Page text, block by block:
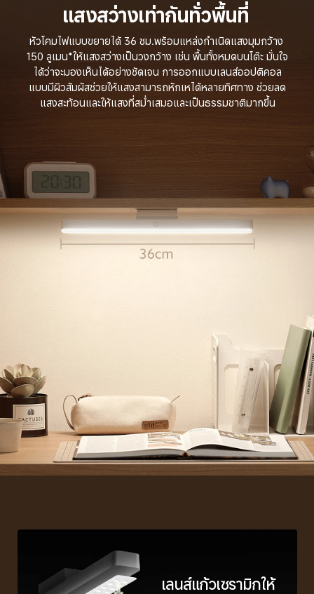
แสงสว่างเท่ากันทั่วพื้นที่
หัวโคมไฟแบบขยายได้ 36 ซม.พร้อมแหล่งกำเนิดแสงมุมกว้าง
150 ลูเมน*ให้แสงสว่างเป็นวงกว้าง เช่น พื้นทั้งหมดบนโต๊ะ มั่นใจ
ได้ว่าจะมองเห็นได้อย่างชัดเจน การออกแบบเลนส์ออปติคอล
แบบมีผิวสัมผัสช่วยให้แสงสามารถหักเหได้หลายทิศทาง ช่วยลด
แสงสะท้อนและให้แสงที่สม่ำเสมอและเป็นธรรมชาติมากขึ้น
เลนส์แก้วเซรามิกให้